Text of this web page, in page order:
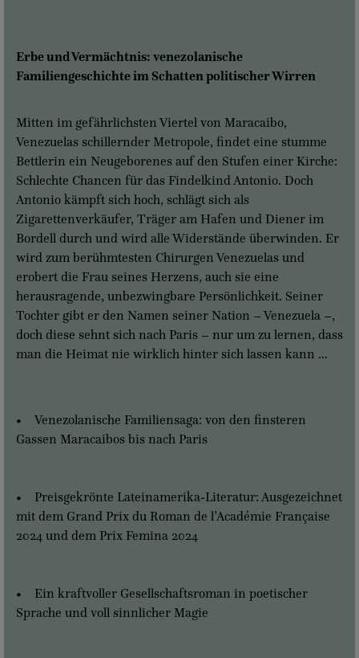
Erbe und Vermächtnis: venezolanische
Familiengeschichte im Schatten politischer Wirren
Mitten im gefährlichsten Viertel von Maracaibo,
Venezuelas schillernder Metropole, findet eine stumme
Bettlerin ein Neugeborenes auf den Stufen einer Kirche:
Schlechte Chancen für das Findelkind Antonio. Doch
Antonio kämpft sich hoch, schlägt sich als
Zigarettenverkäufer, Träger am Hafen und Diener im
Bordell durch und wird alle Widerstände überwinden. Er
wird zum berühmtesten Chirurgen Venezuelas und
erobert die Frau seines Herzens, auch sie eine
herausragende, unbezwingbare Persönlichkeit. Seiner
Tochter gibt er den Namen seiner Nation – Venezuela –,
doch diese sehnt sich nach Paris – nur um zu lernen, dass
man die Heimat nie wirklich hinter sich lassen kann …
• Venezolanische Familiensaga: von den finsteren
Gassen Maracaibos bis nach Paris
• Preisgekrönte Lateinamerika-Literatur: Ausgezeichnet
mit dem Grand Prix du Roman de l’Académie Française
2024 und dem Prix Femina 2024
• Ein kraftvoller Gesellschaftsroman in poetischer
Sprache und voll sinnlicher Magie